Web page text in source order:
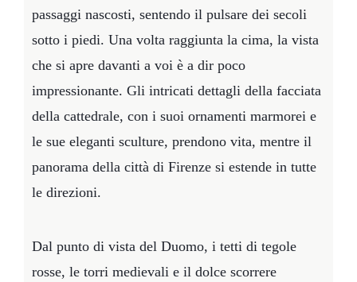
passaggi nascosti, sentendo il pulsare dei secoli
sotto i piedi. Una volta raggiunta la cima, la vista
che si apre davanti a voi è a dir poco
impressionante. Gli intricati dettagli della facciata
della cattedrale, con i suoi ornamenti marmorei e
le sue eleganti sculture, prendono vita, mentre il
panorama della città di Firenze si estende in tutte
le direzioni.
Dal punto di vista del Duomo, i tetti di tegole
rosse, le torri medievali e il dolce scorrere